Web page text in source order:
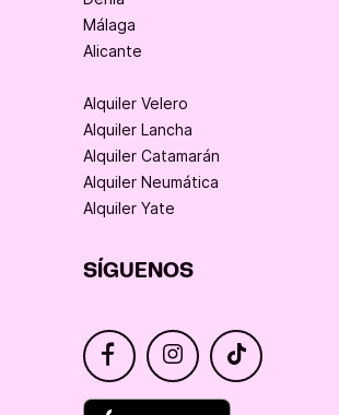
Málaga
Alicante
Alquiler Velero
Alquiler Lancha
Alquiler Catamarán
Alquiler Neumática
Alquiler Yate
SÍGUENOS